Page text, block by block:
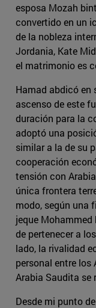
esposa Mozah
convertido en un
de la nobleza
Jordania, Kate
el matrimonio es
Hamad abdicó en
ascenso de este
duración para la
adoptó una
similar a la de su
cooperación
tensión con
única frontera
modo, según una
jeque
de pertenecer a
lado, la rivalidad
personal entre los
Arabia Saudita se
Desde mi punto